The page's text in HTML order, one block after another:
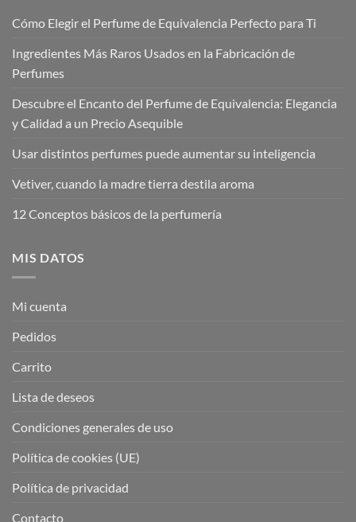
Cómo Elegir el Perfume de Equivalencia Perfecto para Ti
Ingredientes Más Raros Usados en la Fabricación de
Perfumes
Descubre el Encanto del Perfume de Equivalencia: Elegancia
y Calidad a un Precio Asequible
Usar distintos perfumes puede aumentar su inteligencia
Vetiver, cuando la madre tierra destila aroma
12 Conceptos básicos de la perfumería
MIS DATOS
Mi cuenta
Pedidos
Carrito
Lista de deseos
Condiciones generales de uso
Política de cookies (UE)
Política de privacidad
Contacto